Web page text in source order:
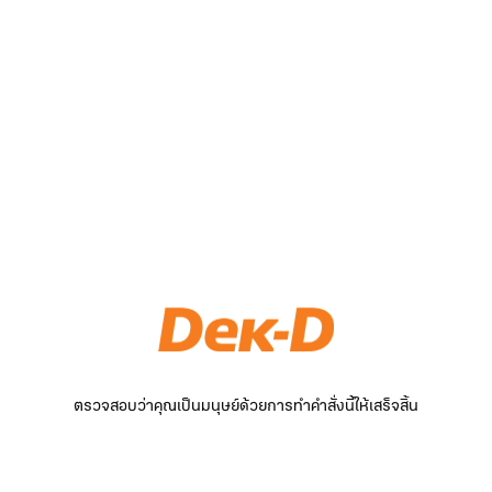
ตรวจสอบว่าคุณเป็นมนุษย์ด้วยการทำคำสั่งนี้ให้เสร็จสิ้น